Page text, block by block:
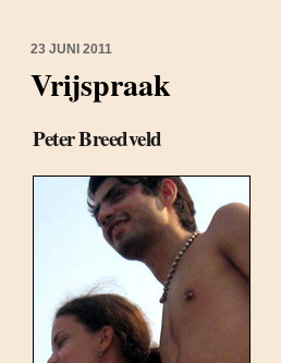
23 JUNI 2011
Vrijspraak
Peter Breedveld